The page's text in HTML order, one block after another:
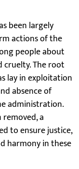
been largely
actions of the
people about
The root
lay in exploitation
absence of
administration.
a
to ensure justice,
harmony in these